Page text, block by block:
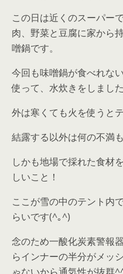
この日は近くのスーパー
肉、野菜と豆腐に家から
噌鍋です。
今回も味噌鍋が食べれな
使って、水炊きをしました
外は寒くても火を使うと
結露する以外は何の不満
しかも地場で採れた食材
しいこと！
ここが雪の中のテント内
らいです(^｡^)
念のため一酸化炭素警報
らインナーの半分がメッ